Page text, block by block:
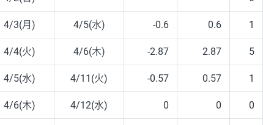
4/3(月) 4/5(水) -0.6 0.6 1
4/4(火) 4/6(木) -2.87 2.87 5
4/5(水) 4/11(火) -0.57 0.57 1
4/6(木) 4/12(水) 0 0 0